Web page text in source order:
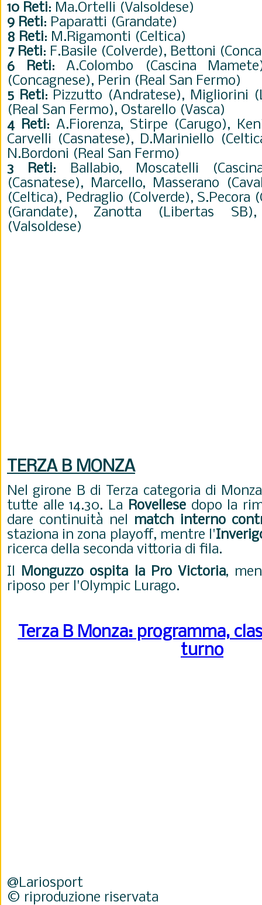
10 Reti: Ma.Ortelli (Valsoldese)
9 Reti: Paparatti (Grandate)
8 Reti: M.Rigamonti (Celtica)
7 Reti: F.Basile (Colverde), Bettoni
6 Reti: A.Colombo (Cascina
(Concagnese), Perin (Real San Fermo)
5 Reti: Pizzutto (Andratese), Migliorini
(Real San Fermo), Ostarello (Vasca)
4 Reti: A.Fiorenza, Stirpe (Carugo),
Carvelli (Casnatese), D.Mariniello
N.Bordoni (Real San Fermo)
3 Reti: Ballabio, Moscatelli
(Casnatese), Marcello, Masserano
(Celtica), Pedraglio (Colverde), S.Pecora
(Grandate), Zanotta (Libertas
(Valsoldese)
T ERZA B MONZA
Nel girone B di Terza categoria di
tutte alle 14.30. La Rovellesedopo la
dare continuità nel match interno
staziona in zona playoff, mentre l'
ricerca della seconda vittoria di fila.
Il Monguzzo ospita la Pro Victoria,
riposo per l'Olympic Lurago.
Terza B Monza: programma,
turno
@Lariosport
© riproduzione riservata